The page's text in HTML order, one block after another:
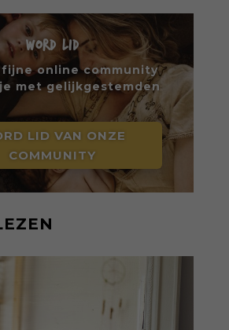
WORD LID
fijne online community
met gelijkgestemden
LID VAN ONZE
COMMUNITY